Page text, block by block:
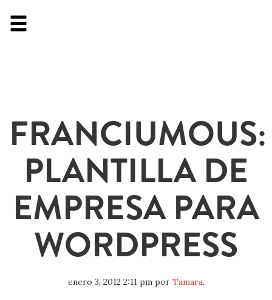
FRANCIUMOUS:
PLANTILLA DE
EMPRESA PARA
WORDPRESS
enero 3, 2012 2:11 pmpor Tamara.